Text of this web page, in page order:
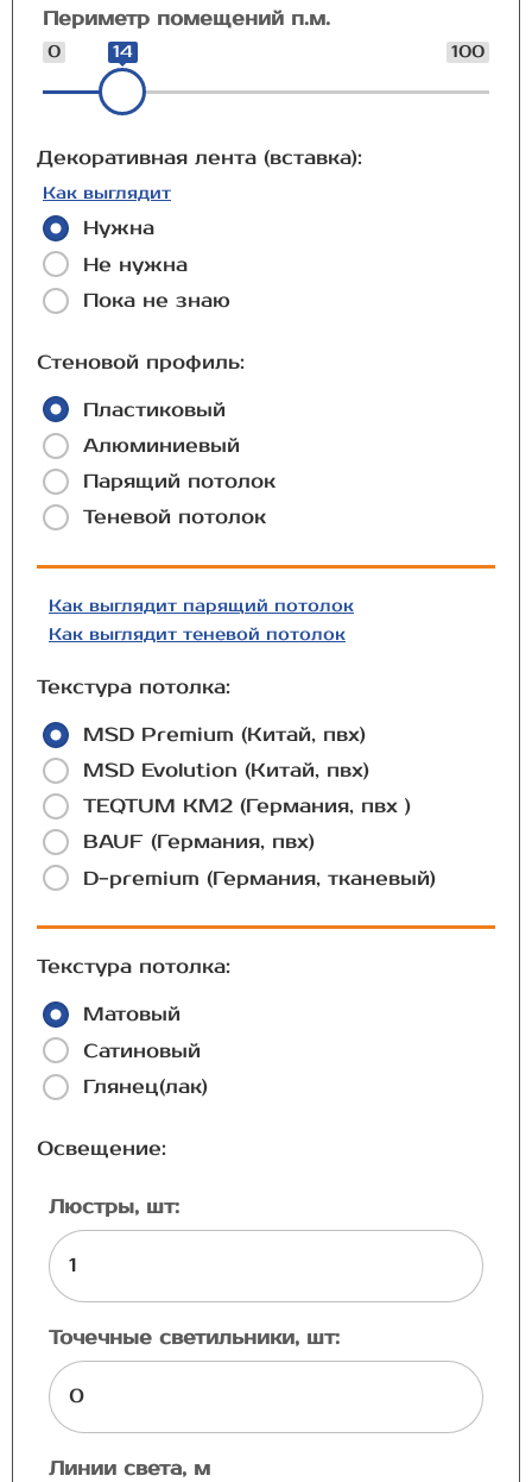
Периметр помещений п.м.
0 100
14
Декоративная лента (вставка):
Как выглядит
Нужна
Не нужна
Пока не знаю
Стеновой профиль:
Пластиковый
Алюминиевый
Парящий потолок
Теневой потолок
Как выглядит парящий потолок
Как выглядит теневой потолок
Текстура потолка:
MSD Premium (Китай, пвх)
MSD Evolution (Китай, пвх)
TEQTUM КМ2 (Германия, пвх )
BAUF (Германия, пвх)
D-premium (Германия, тканевый)
Текстура потолка:
Матовый
Сатиновый
Глянец(лак)
Освещение:
Люстры, шт:
Точечные светильники, шт:
Линии света, м